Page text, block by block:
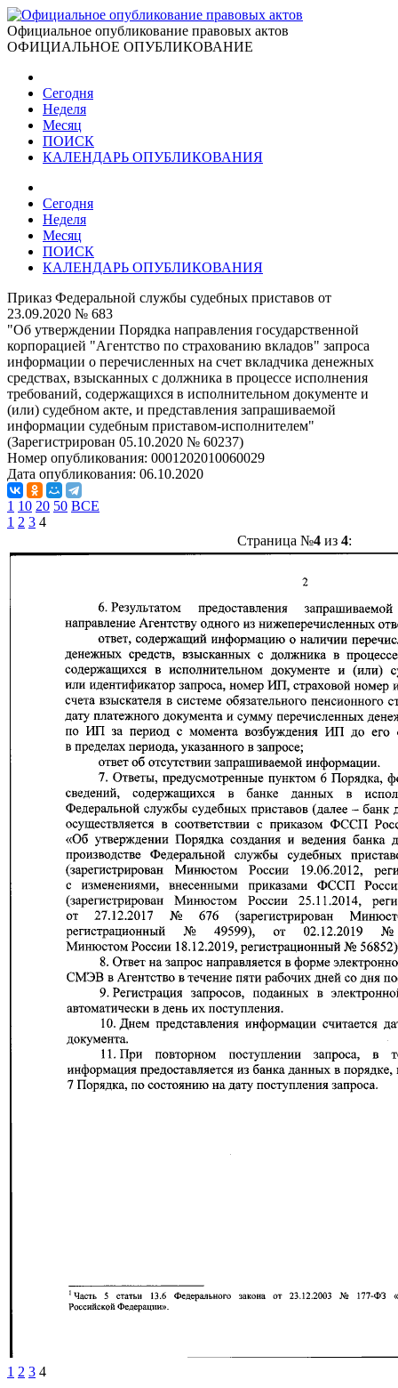
Официальное опубликование правовых актов
ОФИЦИАЛЬНОЕ ОПУБЛИКОВАНИЕ
Сегодня
Неделя
Месяц
ПОИСК
КАЛЕНДАРЬ ОПУБЛИКОВАНИЯ
Сегодня
Неделя
Месяц
ПОИСК
КАЛЕНДАРЬ ОПУБЛИКОВАНИЯ
Приказ Федеральной службы судебных приставов от
23.09.2020 № 683
"Об утверждении Порядка направления государственной
корпорацией "Агентство по страхованию вкладов" запроса
информации о перечисленных на счет вкладчика денежных
средствах, взысканных с должника в процессе исполнения
требований, содержащихся в исполнительном документе и
(или) судебном акте, и представления запрашиваемой
информации судебным приставом-исполнителем"
(Зарегистрирован 05.10.2020 № 60237)
Номер опубликования: 0001202010060029
Дата опубликования: 06.10.2020
1 10 20 50 ВСЕ
1 2 3 4
Страница №4из 4:
1 2 3 4